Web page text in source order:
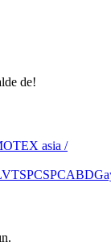
de!
asia /
SPCSPCABD